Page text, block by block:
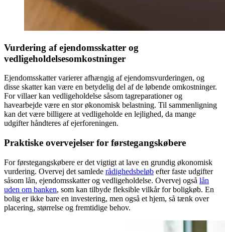
Vurdering af ejendomsskatter og
vedligeholdelsesomkostninger
Ejendomsskatter varierer afhængig af ejendomsvurderingen, og
disse skatter kan være en betydelig del af de løbende omkostninger.
For villaer kan vedligeholdelse såsom tagreparationer og
havearbejde være en stor økonomisk belastning. Til sammenligning
kan det være billigere at vedligeholde en lejlighed, da mange
udgifter håndteres af ejerforeningen.
Praktiske overvejelser for førstegangskøbere
For førstegangskøbere er det vigtigt at lave en grundig økonomisk
vurdering. Overvej det samlede rådighedsbeløb efter faste udgifter
såsom lån, ejendomsskatter og vedligeholdelse. Overvej også lån
uden om banken, som kan tilbyde fleksible vilkår for boligkøb. En
bolig er ikke bare en investering, men også et hjem, så tænk over
placering, størrelse og fremtidige behov.